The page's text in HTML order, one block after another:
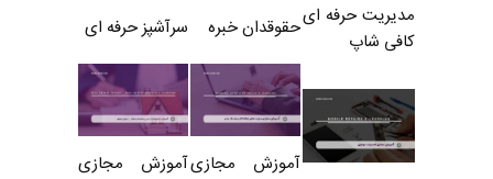
مدیریت حرفه ای
کافی شاپ
حقوقدان خبره سرآشپز حرفه ای
آموزش مجازیآموزش مجازی